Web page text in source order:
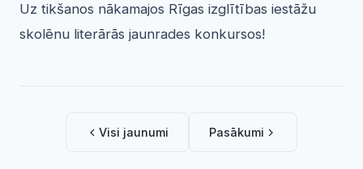
Uz tikšanos nākamajos Rīgas izglītības iestāžu
skolēnu literārās jaunrades konkursos!
Visi jaunumi Pasākumi